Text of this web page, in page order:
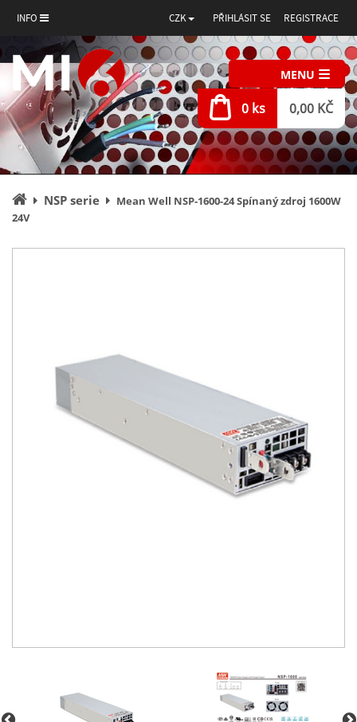
INFO CZK PŘIHLÁSIT SE REGISTRACE
MENU
0 ks 0,00 KČ
Úvodní
stránka
NSP serie
Mean Well NSP-1600-24 Spínaný zdroj 1600W
24V